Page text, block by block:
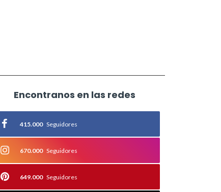
Encontranos en las redes
415.000 Seguidores
670.000 Seguidores
649.000 Seguidores